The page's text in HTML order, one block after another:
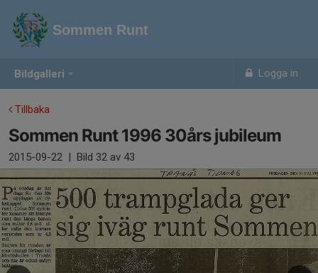
Bildgalleri Logga in
Sommen Runt
Tillbaka
Sommen Runt 1996 30års jubileum
2015-09-22 | Bild 32 av 43